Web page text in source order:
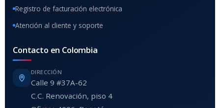
Registro de facturación electrónica
Atención al cliente y soporte
Contacto en Colombia
DIRECCIÓN
Calle 9 #37A-62
C.C. Renovación, piso 4